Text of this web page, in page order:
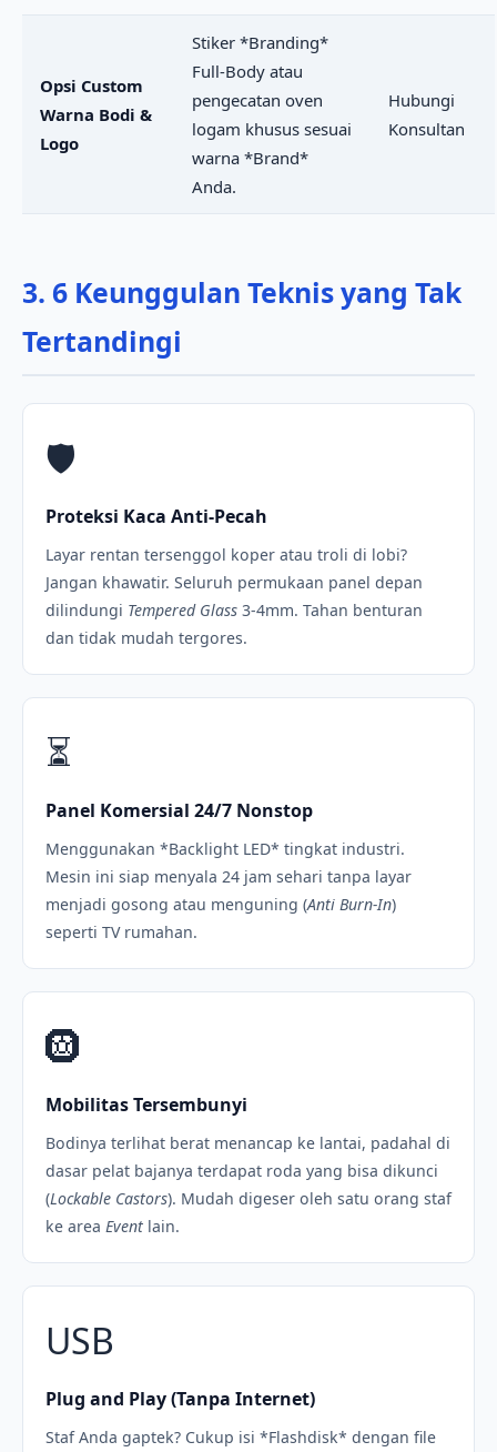
Opsi Custom
Warna Bodi &
Logo
Stiker *Branding*
Full-Body atau
pengecatan oven
logam khusus sesuai
warna *Brand*
Anda.
Hubungi
Konsultan
3. 6 Keunggulan Teknis yang Tak
Tertandingi
🛡️
Proteksi Kaca Anti-Pecah
Layar rentan tersenggol koper atau troli di lobi?
Jangan khawatir. Seluruh permukaan panel depan
dilindungi Tempered Glass 3-4mm. Tahan benturan
dan tidak mudah tergores.
⏳
Panel Komersial 24/7 Nonstop
Menggunakan *Backlight LED* tingkat industri.
Mesin ini siap menyala 24 jam sehari tanpa layar
menjadi gosong atau menguning (Anti Burn-In)
seperti TV rumahan.
🛞
Mobilitas Tersembunyi
Bodinya terlihat berat menancap ke lantai, padahal di
dasar pelat bajanya terdapat roda yang bisa dikunci
(Lockable Castors). Mudah digeser oleh satu orang staf
ke area Event lain.
USB
Plug and Play (Tanpa Internet)
Staf Anda gaptek? Cukup isi *Flashdisk* dengan file